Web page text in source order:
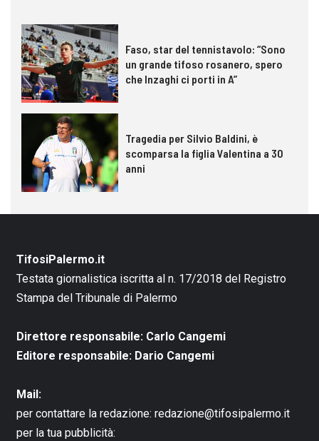
Faso, star del tennistavolo: “Sono
un grande tifoso rosanero, spero
che Inzaghi ci porti in A”
Tragedia per Silvio Baldini, è
scomparsa la figlia Valentina a 30
anni
TifosiPalermo.it
Testata giornalistica iscritta al n. 17/2018 del Registro
Stampa del Tribunale di Palermo
Direttore responsabile: Carlo Cangemi
Editore responsabile: Dario Cangemi
Mail:
per contattare la redazione: redazione@tifosipalermo.it
per la tua pubblicità: